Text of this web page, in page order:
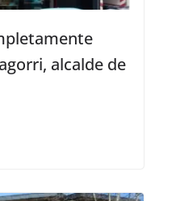
alcalde de